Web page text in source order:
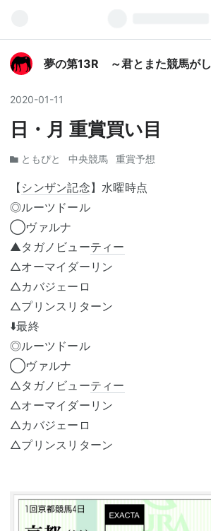
夢の第13R ～君とまた競馬がし
2020-01-11
日・月 重賞買い目
ともぴと 中央競馬 重賞予想
【 シンザン記念】水曜時点
◎ルーツドール
◯ヴァルナ
▲タガノビューティー
△オーマイダーリン
△カバジェーロ
△プリンスリターン
⬇️最終
◎ルーツドール
◯ヴァルナ
△タガノビューティー
△オーマイダーリン
△カバジェーロ
△プリンスリターン